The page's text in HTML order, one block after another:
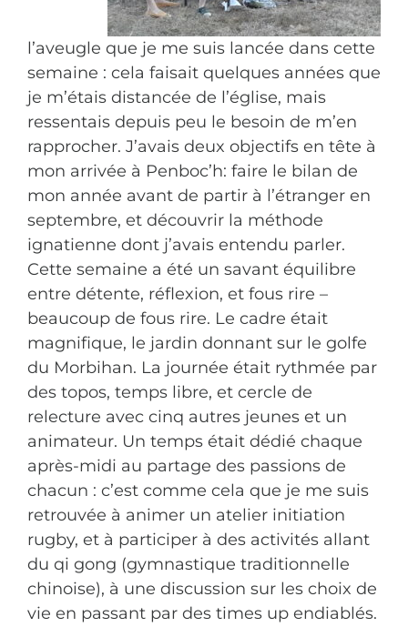
l’aveugle que je me suis lancée dans cette
semaine : cela faisait quelques années que
je m’étais distancée de l’église, mais
ressentais depuis peu le besoin de m’en
rapprocher. J’avais deux objectifs en tête à
mon arrivée à Penboc’h: faire le bilan de
mon année avant de partir à l’étranger en
septembre, et découvrir la méthode
ignatienne dont j’avais entendu parler.
Cette semaine a été un savant équilibre
entre détente, réflexion, et fous rire –
beaucoup de fous rire. Le cadre était
magnifique, le jardin donnant sur le golfe
du Morbihan. La journée était rythmée par
des topos, temps libre, et cercle de
relecture avec cinq autres jeunes et un
animateur. Un temps était dédié chaque
après-midi au partage des passions de
chacun : c’est comme cela que je me suis
retrouvée à animer un atelier initiation
rugby, et à participer à des activités allant
du qi gong (gymnastique traditionnelle
chinoise), à une discussion sur les choix de
vie en passant par des times up endiablés.